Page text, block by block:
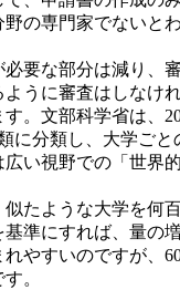
の専門家でないと
要な部分は減り、
うに審査はしなけれ
。文部科学省は、
分類し、大学ご
い視野での「世界
たような大学を何
準にすれば、量の
やすいのですが、
。